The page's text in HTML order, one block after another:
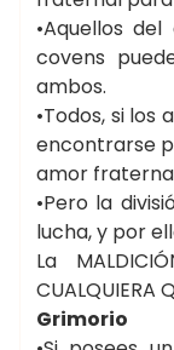
•Aquellos
covens
ambos.
•Todos, si
encontrarse
amor
•Pero la
lucha, y por
La
CUALQUIERA
Grimorio